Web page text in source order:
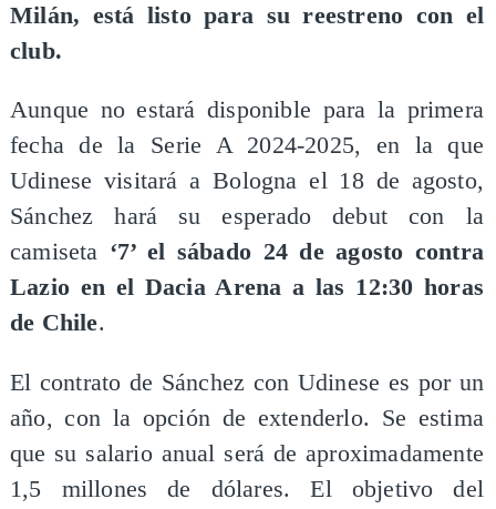
Milán, está listo para su reestreno con el
club.
Aunque no estará disponible para la primera
fecha de la Serie A 2024-2025, en la que
Udinese visitará a Bologna el 18 de agosto,
Sánchez hará su esperado debut con la
camiseta ‘7’ el sábado 24 de agosto contra
Lazio en el Dacia Arena a las 12:30 horas
de Chile.
El contrato de Sánchez con Udinese es por un
año, con la opción de extenderlo. Se estima
que su salario anual será de aproximadamente
1,5 millones de dólares. El objetivo del